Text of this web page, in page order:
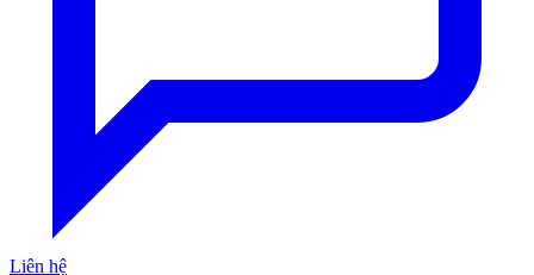
Liên hệ